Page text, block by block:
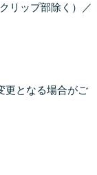
リップ部除く）／
更となる場合がご